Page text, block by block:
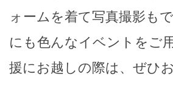
ォームを着て写真撮影も
にも色んなイベントをご
援にお越しの際は、ぜひ